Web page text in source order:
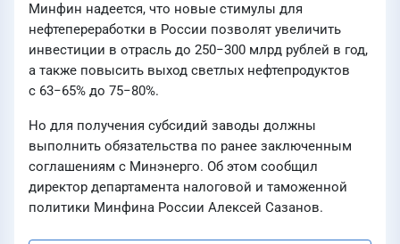
Минфин надеется, что новые стимулы для
нефтепереработки в России позволят увеличить
инвестиции в отрасль до 250−300 млрд рублей в год,
а также повысить выход светлых нефтепродуктов
с 63−65% до 75−80%.
Но для получения субсидий заводы должны
выполнить обязательства по ранее заключенным
соглашениям с Минэнерго. Об этом сообщил
директор департамента налоговой и таможенной
политики Минфина России Алексей Сазанов.